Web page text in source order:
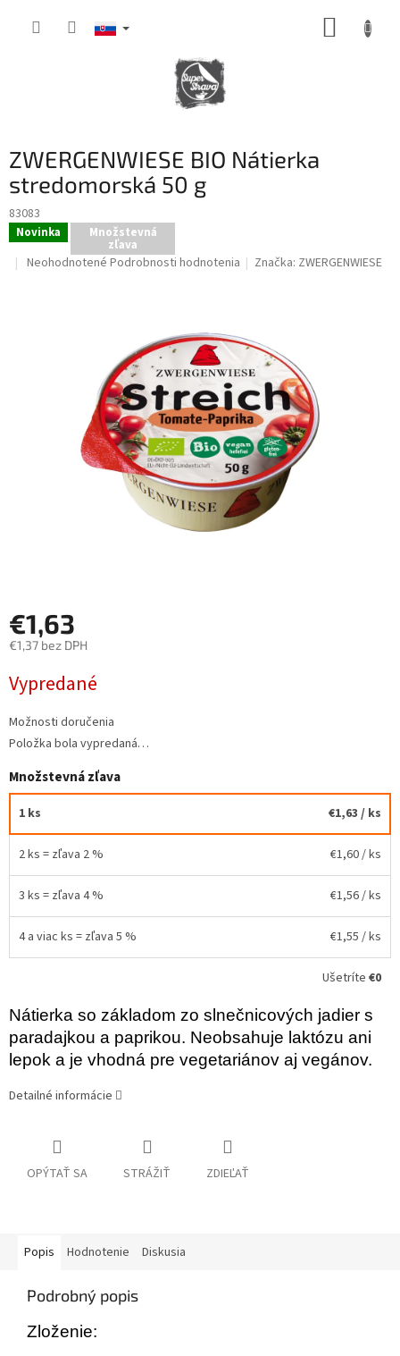
ZWERGENWIESE BIO Nátierka
stredomorská 50 g
83083
Novinka Množstevná
zľava
Priemerné
Neohodnotené Podrobnosti hodnotenia Značka: ZWERGENWIESE
€1,63
€1,37 bez DPH
cena:
Vypredané
Možnosti doručenia
Položka bola vypredaná…
Množstevná zľava
1 ks €1,63 / ks
2 ks = zľava 2 % €1,60/ ks
3 ks = zľava 4 % €1,56/ ks
4 a viac ks = zľava 5 % €1,55 / ks
Ušetríte €0
Nátierka so základom zo slnečnicových jadier s
paradajkou a paprikou. Neobsahuje laktózu ani
lepok a je vhodná pre vegetariánov aj vegánov.
Detailné informácie
OPÝTAŤ SA STRÁŽIŤ ZDIEĽAŤ
Popis Hodnotenie Diskusia
Podrobný popis
Zloženie: